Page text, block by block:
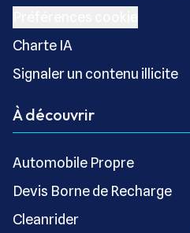
Charte IA
Signaler un contenu illicite
À découvrir
Automobile Propre
Devis Borne de Recharge
Cleanrider